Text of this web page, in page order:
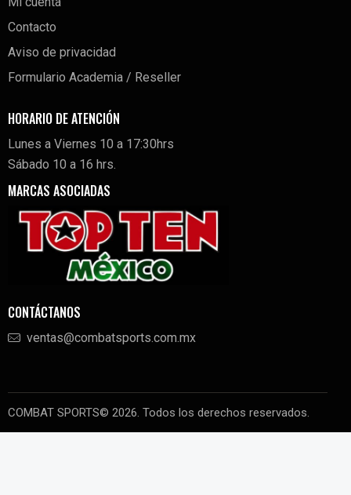
Contacto
Aviso de privacidad
Formulario Academia / Reseller
HORARIO DE ATENCIÓN
Lunes a Viernes 10 a 17:30hrs
Sábado 10 a 16 hrs.
MARCAS ASOCIADAS
CONTÁCTANOS
ventas@combatsports.com.mx
COMBAT SPORTS© 2026. Todos los derechos reservados.